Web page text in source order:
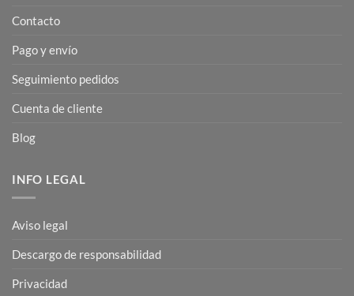
Contacto
Pago y envío
Seguimiento pedidos
Cuenta de cliente
Blog
INFO LEGAL
Aviso legal
Descargo de responsabilidad
Privacidad